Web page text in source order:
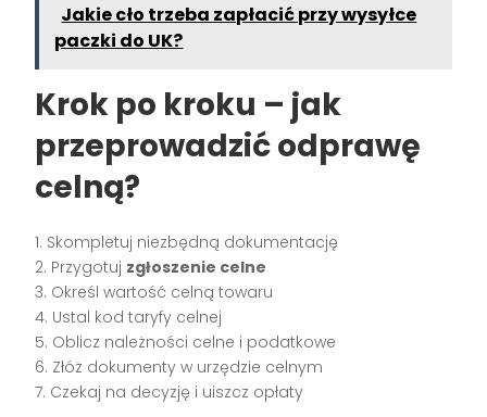
Jakie cło trzeba zapłacić przy wysyłce
paczki do UK?
Krok po kroku – jak
przeprowadzić odprawę
celną?
1. Skompletuj niezbędną dokumentację
2. Przygotuj zgłoszenie celne
3. Określ wartość celną towaru
4. Ustal kod taryfy celnej
5. Oblicz należności celne i podatkowe
6. Złóż dokumenty w urzędzie celnym
7. Czekaj na decyzję i uiszcz opłaty